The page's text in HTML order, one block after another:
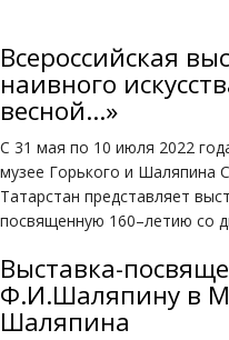
Всероссийская
наивного
весной…»
С 31 мая по 10 июля 2022
музее Горького и Шаляпина
Татарстан представляет
посвященную 160–летию со
Выставка-
Ф.И.Шаляпину в
Шаляпина